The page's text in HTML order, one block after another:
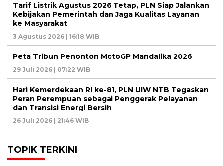
Tarif Listrik Agustus 2026 Tetap, PLN Siap Jalankan
Kebijakan Pemerintah dan Jaga Kualitas Layanan
ke Masyarakat
3 Agustus 2026 | 16:18 WIB
Peta Tribun Penonton MotoGP Mandalika 2026
29 Juli 2026 | 07:22 WIB
Hari Kemerdekaan RI ke-81, PLN UIW NTB Tegaskan
Peran Perempuan sebagai Penggerak Pelayanan
dan Transisi Energi Bersih
26 Juli 2026 | 21:46 WIB
TOPIK TERKINI